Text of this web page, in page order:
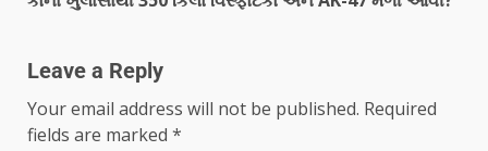
Leave a Reply
Your email address will not be published. Required
fields are marked *